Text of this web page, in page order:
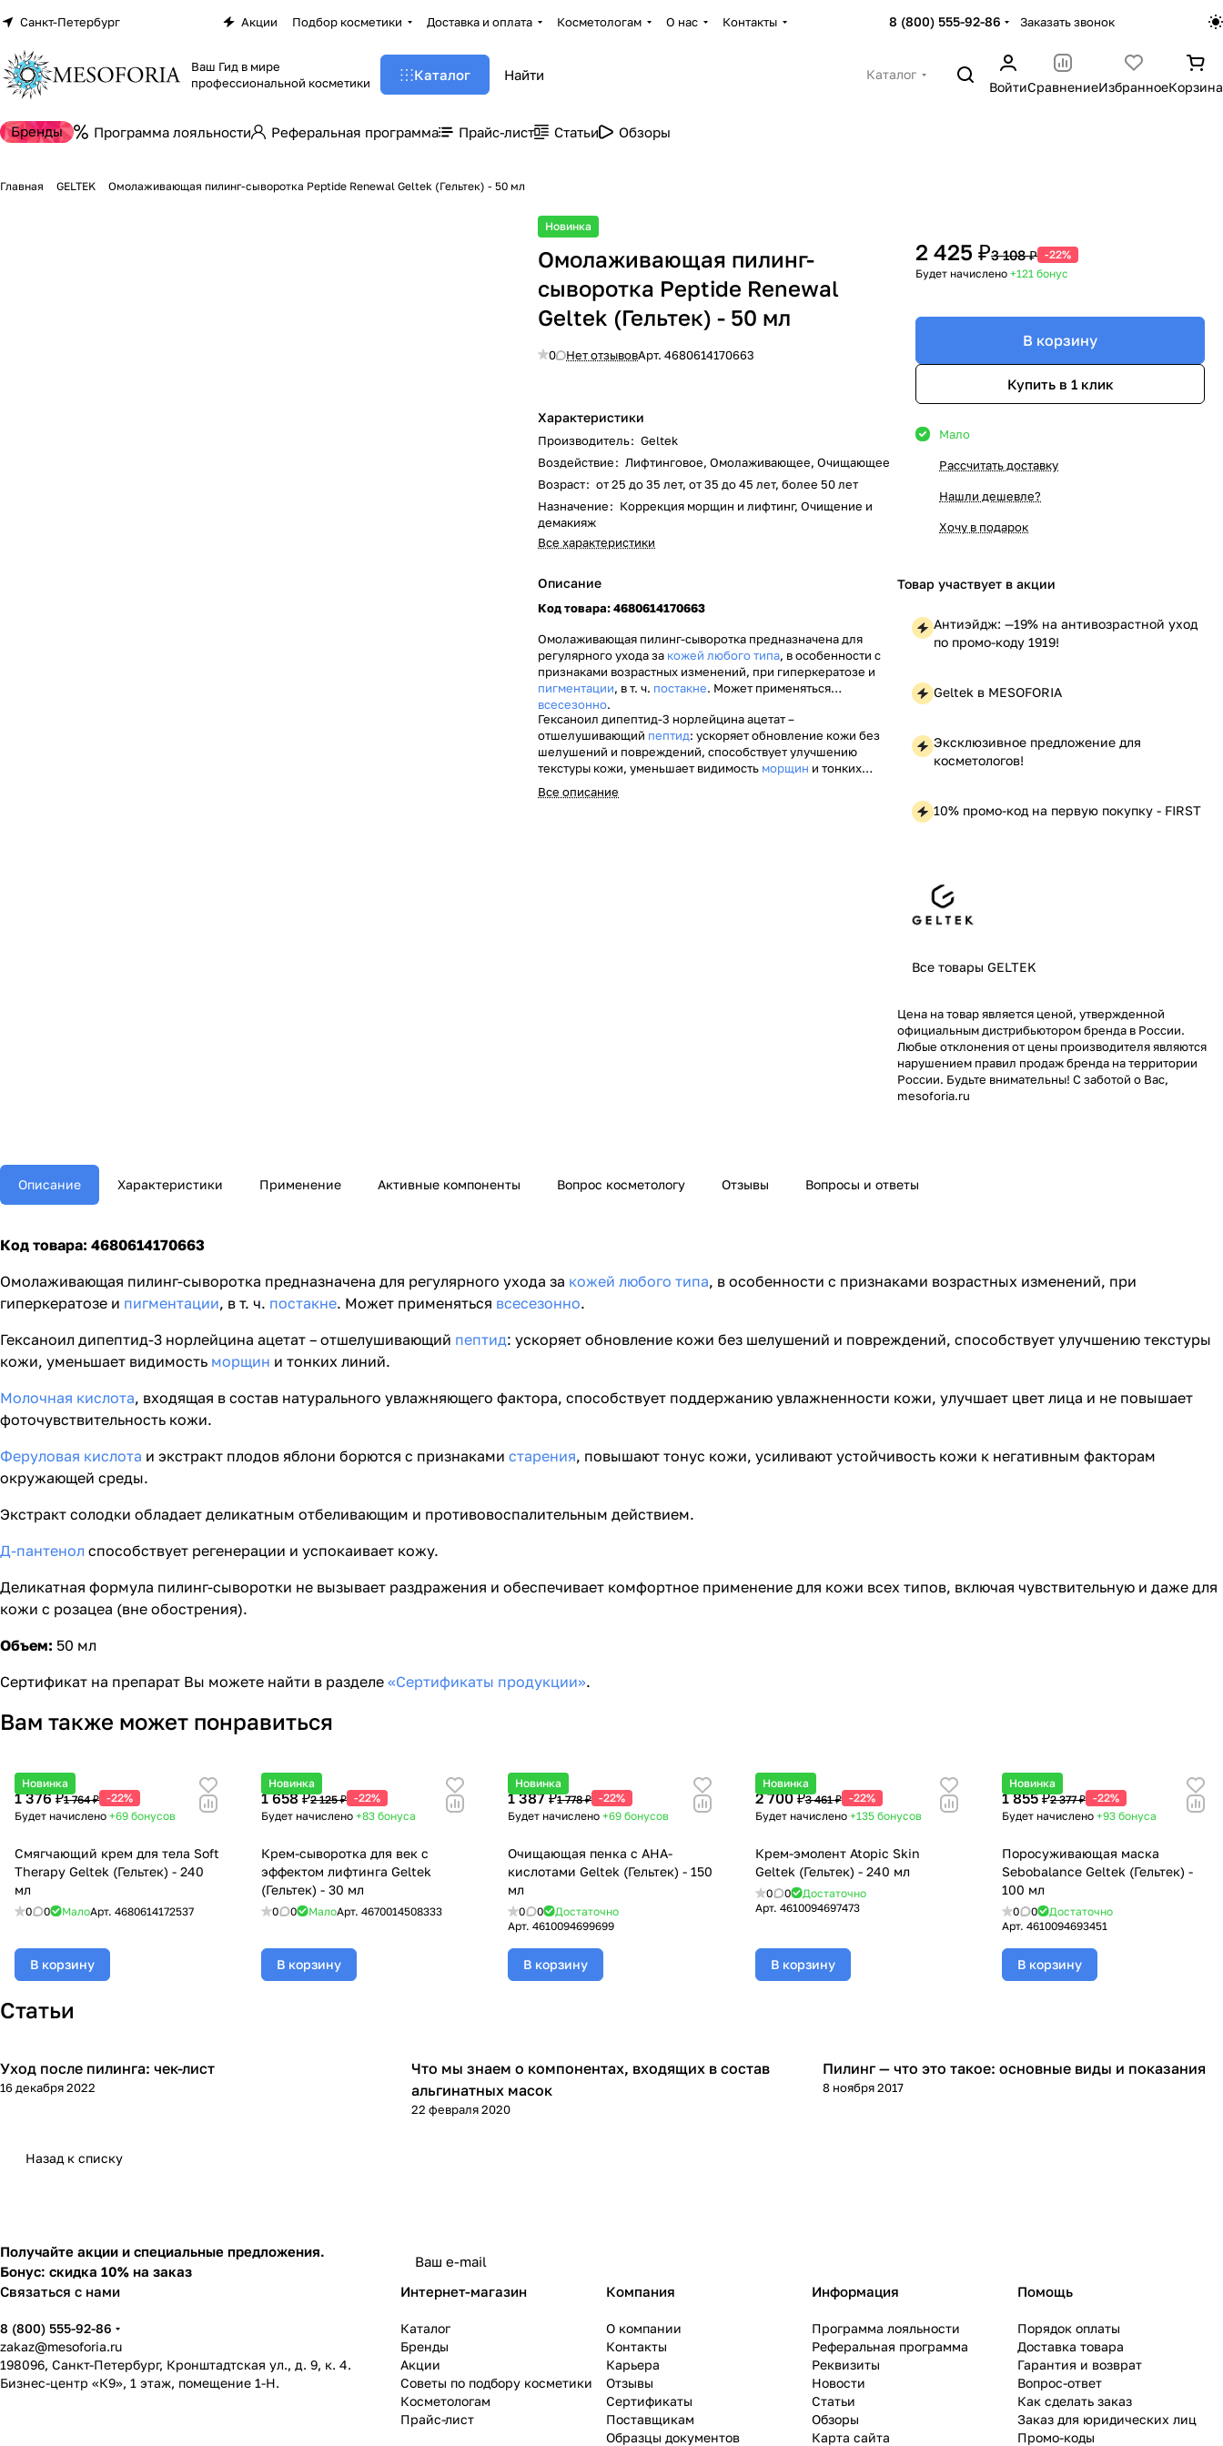
Санкт-Петербург Акции Подбор косметики Доставка и оплата Косметологам О нас Контакты 8 (800) 555-92-86 Заказать звонок
Ваш Гид в мире
профессиональной косметики
Каталог
Каталог
ВойтиСравнениеИзбранноеКорзина
Бренды Программа лояльности Реферальная программа Прайс-лист Статьи Обзоры
Главная GELTEK Омолаживающая пилинг-сыворотка Peptide Renewal Geltek (Гельтек) - 50 мл
Новинка
Омолаживающая пилинг-
сыворотка Peptide Renewal
Geltek (Гельтек) - 50 мл
0 Нет отзывовАрт.4680614170663
Характеристики
Производитель: Geltek
Воздействие: Лифтинговое, Омолаживающее, Очищающее
Возраст: от 25 до 35 лет, от 35 до 45 лет, более 50 лет
Назначение: Коррекция морщин и лифтинг, Очищение и
демакияж
Все характеристики
Описание
Код товара: 4680614170663
Омолаживающая пилинг-сыворотка предназначена для
регулярного ухода за кожей любого типа, в особенности с
признаками возрастных изменений, при гиперкератозе и
пигментации, в т. ч. постакне. Может применяться
всесезонно.
Гексаноил дипептид-3 норлейцина ацетат –
отшелушивающий пептид: ускоряет обновление кожи без
шелушений и повреждений, способствует улучшению
текстуры кожи, уменьшает видимость морщин и тонких
линий.
Все описание
2 425 ₽3 108 ₽ -22%
Будет начислено +121 бонус
В корзину
Купить в 1 клик
Мало
Рассчитать доставку
Нашли дешевле?
Хочу в подарок
Товар участвует в акции
Антиэйдж: —19% на антивозрастной уход
по промо-коду 1919!
Geltek в MESOFORIA
Эксклюзивное предложение для
косметологов!
10% промо-код на первую покупку - FIRST
Все товары GELTEK
Цена на товар является ценой, утвержденной
официальным дистрибьютором бренда в России.
Любые отклонения от цены производителя являются
нарушением правил продаж бренда на территории
России. Будьте внимательны! С заботой о Вас,
mesoforia.ru
Описание Характеристики Применение Активные компоненты Вопрос косметологу Отзывы Вопросы и ответы
Код товара: 4680614170663
Омолаживающая пилинг-сыворотка предназначена для регулярного ухода за кожей любого типа, в особенности с признаками возрастных изменений, при
гиперкератозе и пигментации, в т. ч. постакне. Может применяться всесезонно.
Гексаноил дипептид-3 норлейцина ацетат – отшелушивающий пептид: ускоряет обновление кожи без шелушений и повреждений, способствует улучшению текстуры
кожи, уменьшает видимость морщин и тонких линий.
Молочная кислота, входящая в состав натурального увлажняющего фактора, способствует поддержанию увлажненности кожи, улучшает цвет лица и не повышает
фоточувствительность кожи.
Феруловая кислота и экстракт плодов яблони борются с признаками старения, повышают тонус кожи, усиливают устойчивость кожи к негативным факторам
окружающей среды.
Экстракт солодки обладает деликатным отбеливающим и противовоспалительным действием.
Д-пантенол способствует регенерации и успокаивает кожу.
Деликатная формула пилинг-сыворотки не вызывает раздражения и обеспечивает комфортное применение для кожи всех типов, включая чувствительную и даже для
кожи с розацеа (вне обострения).
Объем: 50 мл
Сертификат на препарат Вы можете найти в разделе «Сертификаты продукции».
Вам также может понравиться
Новинка
1 376 ₽1 764 ₽ -22%
Будет начислено +69 бонусов
Смягчающий крем для тела Soft
Therapy Geltek (Гельтек) - 240
мл
0 0 МалоАрт. 4680614172537
В корзину
Новинка
1 658 ₽2 125 ₽ -22%
Будет начислено +83 бонуса
Крем-сыворотка для век с
эффектом лифтинга Geltek
(Гельтек) - 30 мл
0 0 МалоАрт.4670014508333
В корзину
Новинка
1 387 ₽1 778 ₽ -22%
Будет начислено +69 бонусов
Очищающая пенка с AHA-
кислотами Geltek (Гельтек) - 150
мл
0 0
Достаточно
Арт.4610094699699
В корзину
Новинка
2 700 ₽3 461 ₽ -22%
Будет начислено +135 бонусов
Крем-эмолент Atopic Skin
Geltek (Гельтек) - 240 мл
0 0
Достаточно
Арт. 4610094697473
В корзину
Новинка
1 855 ₽2 377 ₽ -22%
Будет начислено +93 бонуса
Поросуживающая маска
Sebobalance Geltek (Гельтек) -
100 мл
0 0
Достаточно
Арт. 4610094693451
В корзину
Статьи
Пилинг
Уход после пилинга: чек-лист
16 декабря 2022
Уход за лицом
Что мы знаем о компонентах, входящих в состав
альгинатных масок
22 февраля 2020
Пилинг
Пилинг — что это такое: основные виды и показания
8 ноября 2017
Назад к списку
Получайте акции и специальные предложения.
Бонус: скидка 10% на заказ
Связаться с нами
8 (800) 555-92-86
zakaz@mesoforia.ru
198096, Санкт-Петербург, Кронштадтская ул., д. 9, к. 4.
Бизнес-центр «К9», 1 этаж, помещение 1-Н.
Интернет-магазин
Каталог
Бренды
Акции
Советы по подбору косметики
Косметологам
Прайс-лист
Компания
О компании
Контакты
Карьера
Отзывы
Сертификаты
Поставщикам
Образцы документов
Информация
Программа лояльности
Реферальная программа
Реквизиты
Новости
Статьи
Обзоры
Карта сайта
Помощь
Порядок оплаты
Доставка товара
Гарантия и возврат
Вопрос-ответ
Как сделать заказ
Заказ для юридических лиц
Промо-коды